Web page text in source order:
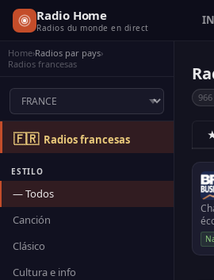
Radio Home
Radios du monde en direct
Home›Radios par pays›
Radios francesas
🇫🇷 Radios francesas
ESTILO
— Todos
Canción
Clásico
Cultura e info